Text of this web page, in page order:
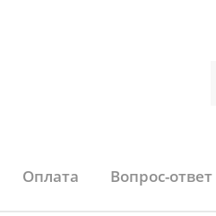
Оплата Вопрос-ответ